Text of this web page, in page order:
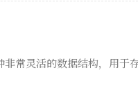
常灵活的数据结构，用于